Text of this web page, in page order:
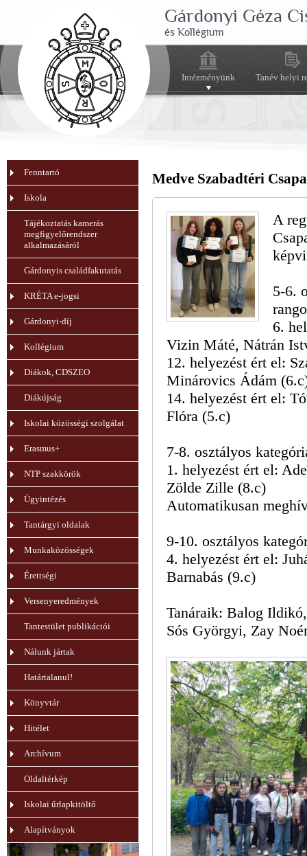
Gárdonyi Géza
és Kollégium
Intézményünk Tanév helyi
Fenntartó
Iskola
Tájékoztatás kamerás
megfigyelőrendszer
alkalmazásáról
Gárdonyis családfakutatás
KRÉTA e-jogsi
Gárdonyi-díj
Kollégium
Diákok, CDSZEO
Diákújság
Iskolai közösségi szolgálat
Erasmus+
NTP szakkörök
Ügyintézés
Tantárgyi oldalak
Munkaközösségek
Érettségi
Versenyeredmények
Tantestület publikációi
Nálunk jártak
Határtalanul!
Könyvtár
Hitélet
Archívum
Oldaltérkép
Iskolai űrlapkitöltő
Alapítványok
Medve Szabadtéri
A
5-6.
6.
Vizin Máté, Nátrán
12. helyezést ért el:
Minárovics Ádám
14. helyezést ért el:
Flóra (5.c)
7-8. osztályos
1. helyezést ért el:
Zölde Zille (8.c)
Automatikusan
9-10. osztályos
4. helyezést ért el:
Barnabás (9.c)
Tanáraik: Balog
Sós Györgyi, Zay